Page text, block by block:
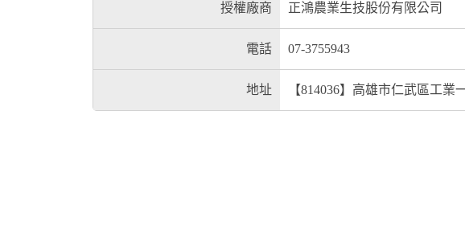
授權廠商 正鴻農業生技股份有限公司
電話 07-3755943
地址 【814036】高雄市仁武區工業